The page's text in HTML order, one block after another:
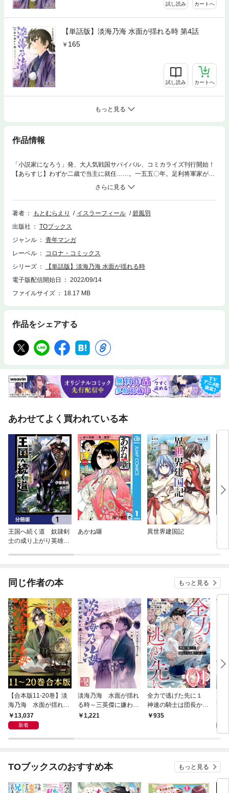
試し読み カートへ
【単話版】淡海乃海 水面が揺れる時 第4話
165
試し読み カートへ
もっと見る
作品情報
「小説家になろう」発、大人気戦国サバイバル、コミカライズ刊行開始！
【あらすじ】わずか二歳で当主に就任……。一五五〇年。足利将軍家が三
好家に追放され、室町幕府の崩壊が始まった歴史的な年。近江にある小領
地・朽木から、朽木基綱・幼名「竹若丸」の挑戦が始まる！史実に埋もれ
た稀代の軍略家が日本史を塗り替える! 信長、秀吉、家康の三英傑を救っ
た唯一人の戦国武将・朽木基綱の生涯を、大胆に描く大河ドラマ！乱世を
著者 もとむらえり イスラーフィール
碧風羽
出版社
TOブックス
ジャンル
青年マンガ
レーベル
コロナ・コミックス
シリーズ
【単話版】淡海乃海 水面が揺れる時
電子版配信開始日
2022/09/14
ファイルサイズ
18.17 MB
作品をシェアする
あわせてよく買われている本
王国へ続く道 奴隷剣
士の成り上がり英雄譚
あかね噺 異世界建国記
れ
す
同じ作者の本 もっと見る
【合本版11-20巻】淡
海乃海 水面が揺れる
時～三英傑に嫌われた
不運な男、朽木基綱の
13,037
新着
淡海乃海 水面が揺れ
る時～三英傑に嫌われ
た不運な男、朽木基綱
1,221
全力で逃げた先に１
神速の騎士は団長から
は逃げられない
935
面
TOブックスのおすすめ本 もっと見る